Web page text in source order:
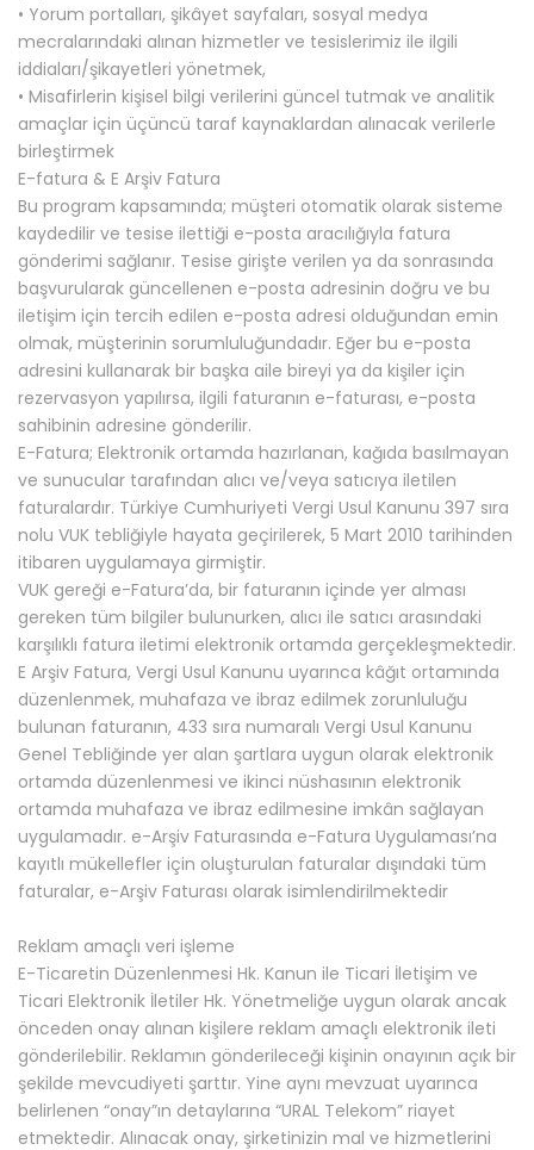
• Yorum portalları, şikâyet sayfaları, sosyal medya
mecralarındaki alınan hizmetler ve tesislerimiz ile ilgili
iddiaları/şikayetleri yönetmek,
• Misafirlerin kişisel bilgi verilerini güncel tutmak ve analitik
amaçlar için üçüncü taraf kaynaklardan alınacak verilerle
birleştirmek
E-fatura & E Arşiv Fatura
Bu program kapsamında; müşteri otomatik olarak sisteme
kaydedilir ve tesise ilettiği e-posta aracılığıyla fatura
gönderimi sağlanır. Tesise girişte verilen ya da sonrasında
başvurularak güncellenen e-posta adresinin doğru ve bu
iletişim için tercih edilen e-posta adresi olduğundan emin
olmak, müşterinin sorumluluğundadır. Eğer bu e-posta
adresini kullanarak bir başka aile bireyi ya da kişiler için
rezervasyon yapılırsa, ilgili faturanın e-faturası, e-posta
sahibinin adresine gönderilir.
E-Fatura; Elektronik ortamda hazırlanan, kağıda basılmayan
ve sunucular tarafından alıcı ve/veya satıcıya iletilen
faturalardır. Türkiye Cumhuriyeti Vergi Usul Kanunu 397 sıra
nolu VUK tebliğiyle hayata geçirilerek, 5 Mart 2010 tarihinden
itibaren uygulamaya girmiştir.
VUK gereği e-Fatura’da, bir faturanın içinde yer alması
gereken tüm bilgiler bulunurken, alıcı ile satıcı arasındaki
karşılıklı fatura iletimi elektronik ortamda gerçekleşmektedir.
E Arşiv Fatura, Vergi Usul Kanunu uyarınca kâğıt ortamında
düzenlenmek, muhafaza ve ibraz edilmek zorunluluğu
bulunan faturanın, 433 sıra numaralı Vergi Usul Kanunu
Genel Tebliğinde yer alan şartlara uygun olarak elektronik
ortamda düzenlenmesi ve ikinci nüshasının elektronik
ortamda muhafaza ve ibraz edilmesine imkân sağlayan
uygulamadır. e-Arşiv Faturasında e-Fatura Uygulaması’na
kayıtlı mükellefler için oluşturulan faturalar dışındaki tüm
faturalar, e-Arşiv Faturası olarak isimlendirilmektedir
Reklam amaçlı veri işleme
E-Ticaretin Düzenlenmesi Hk. Kanun ile Ticari İletişim ve
Ticari Elektronik İletiler Hk. Yönetmeliğe uygun olarak ancak
önceden onay alınan kişilere reklam amaçlı elektronik ileti
gönderilebilir. Reklamın gönderileceği kişinin onayının açık bir
şekilde mevcudiyeti şarttır. Yine aynı mevzuat uyarınca
belirlenen “onay”ın detaylarına “URAL Telekom” riayet
etmektedir. Alınacak onay, şirketinizin mal ve hizmetlerini